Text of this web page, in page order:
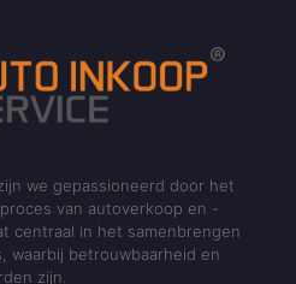
we gepassioneerd door het
van autoverkoop en -
centraal in het samenbrengen
waarbij betrouwbaarheid en
zijn.